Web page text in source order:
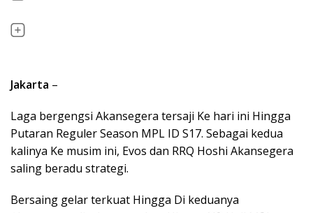
Jakarta –
Laga bergengsi Akansegera tersaji Ke hari ini Hingga
Putaran Reguler Season MPL ID S17. Sebagai kedua
kalinya Ke musim ini, Evos dan RRQ Hoshi Akansegera
saling beradu strategi.
Bersaing gelar terkuat Hingga Di keduanya